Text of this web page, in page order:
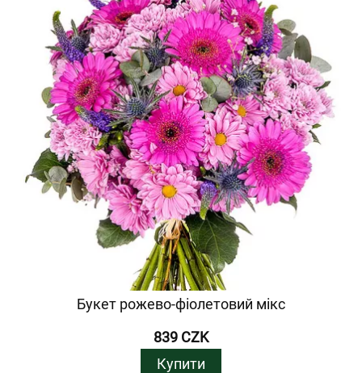
Букет рожево-фіолетовий мікс
839 CZK
Купити